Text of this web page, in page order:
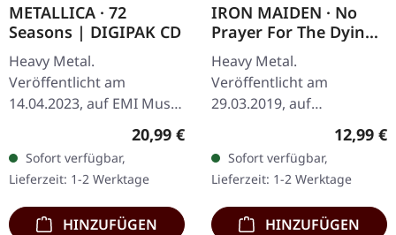
METALLICA · 72
Seasons | DIGIPAK CD
Heavy Metal.
Veröffentlicht am
14.04.2023, auf EMI Music.
Digipak im Slipcase. Nach
sechs langen Jahren der
Vorfreude kehren
Metallica mit ihrem…
Regulärer Preis:
20,99 €
Sofort verfügbar,
Lieferzeit: 1-2 Werktage
HINZUFÜGEN
IRON MAIDEN · No
Prayer For The Dying
| DIGPAK CD
Heavy Metal.
Veröffentlicht am
29.03.2019, auf
Parlophone Records.
DigiPak. Iron Maidens
achtes Studioalbum „No
Prayer For The…
12,99 €
Sofort verfügbar,
Lieferzeit: 1-2 Werktage
HINZUFÜGEN